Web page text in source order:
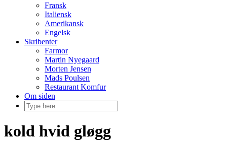
Fransk
Italiensk
Amerikansk
Engelsk
Skribenter
Farmor
Martin Nyegaard
Morten Jensen
Mads Poulsen
Restaurant Komfur
Om siden
kold hvid gløgg